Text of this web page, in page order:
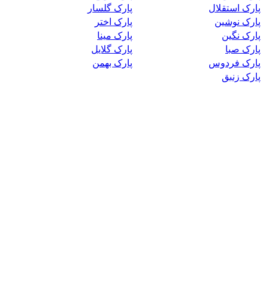
پارک استقلال
پارک گلسار
پارک نوشین
پارک اختر
پارک نگین
پارک مینا
پارک صبا
پارک گلایل
پارک فردوس
پارک بهمن
پارک زنبق